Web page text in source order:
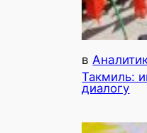
в
Такмиль:
диалогу